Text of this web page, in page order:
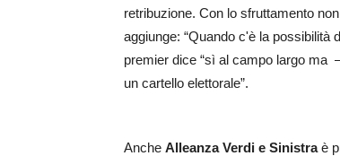
retribuzione. Con lo sfruttamento
aggiunge: “Quando c'è la possibilità
premier dice “sì al campo largo ma
un cartello elettorale”.
Anche Alleanza Verdi e Sinistraè